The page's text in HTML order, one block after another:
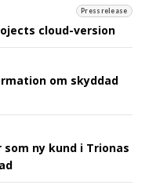
Pressrelease
cloud-version
om skyddad
ny kund i Trionas